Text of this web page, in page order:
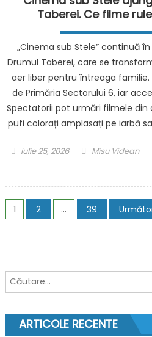
din
după
ce
Rusia
și
de
Taberei. Ce filme
„Cinema sub Stele” continuă
Drumul Taberei, care se
aer liber pentru întreaga
de Primăria Sectorului 6, iar
Spectatorii pot urmări filmele
pufi colorați amplasați pe iarbă
Posted
iulie 25, 2026 Author
Misu Videan
Stele
Ce
în
Paginație
1 2 … 39
Caută
după:
ARTICOLE RECENTE